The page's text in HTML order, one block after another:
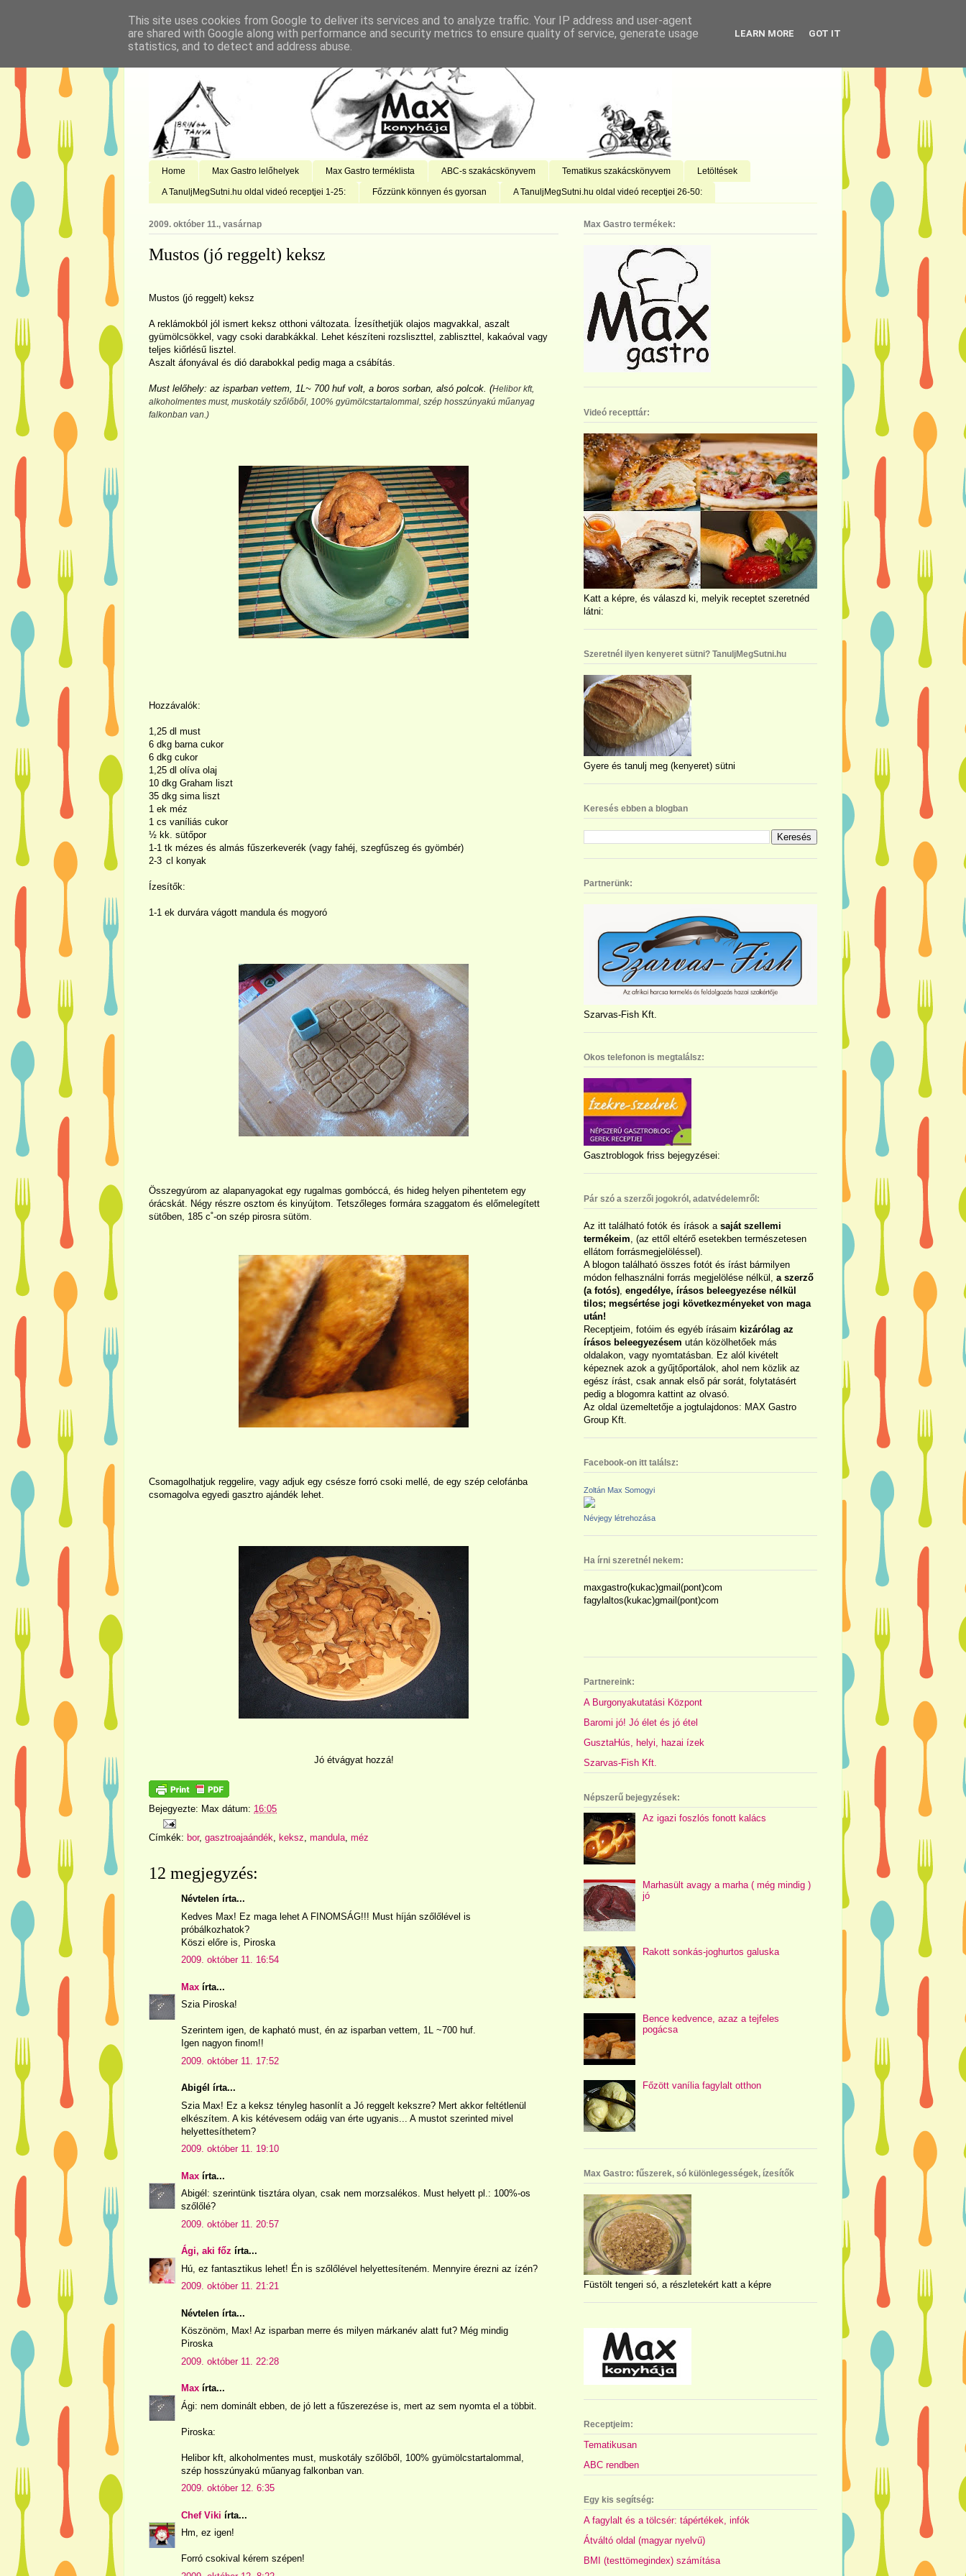
Home Max Gastro lelőhelyek Max Gastro terméklista ABC-s szakácskönyvem Tematikus szakácskönyvem Letöltések
A TanuljMegSutni.hu oldal videó receptjei 1-25: Főzzünk könnyen és gyorsan A TanuljMegSutni.hu oldal videó receptjei 26-50:
2009. október 11., vasárnap
Mustos (jó reggelt) keksz
Mustos (jó reggelt) keksz
A reklámokból jól ismert keksz otthoni változata. Ízesíthetjük olajos magvakkal, aszalt
gyümölcsökkel, vagy csoki darabkákkal. Lehet készíteni rozsliszttel, zabliszttel, kakaóval vagy
teljes kiőrlésű lisztel.
Aszalt áfonyával és dió darabokkal pedig maga a csábítás.
Must lelőhely: az isparban vettem, 1L~ 700 huf volt, a boros sorban, alsó polcok. (Helibor kft,
alkoholmentes must, muskotály szőlőből, 100% gyümölcstartalommal, szép hosszúnyakú műanyag
falkonban van.)
Hozzávalók:
1,25 dl must
6 dkg barna cukor
6 dkg cukor
1,25 dl olíva olaj
10 dkg Graham liszt
35 dkg sima liszt
1 ek méz
1 cs vaníliás cukor
½ kk. sütőpor
1-1 tk mézes és almás fűszerkeverék (vagy fahéj, szegfűszeg és gyömbér)
2-3 cl konyak
Ízesítők:
1-1 ek durvára vágott mandula és mogyoró
Összegyúrom az alapanyagokat egy rugalmas gombóccá, és hideg helyen pihentetem egy
órácskát. Négy részre osztom és kinyújtom. Tetszőleges formára szaggatom és előmelegített
sütőben, 185 c˚-on szép pirosra sütöm.
Csomagolhatjuk reggelire, vagy adjuk egy csésze forró csoki mellé, de egy szép celofánba
csomagolva egyedi gasztro ajándék lehet.
Jó étvágyat hozzá!
Bejegyezte: Max dátum: 16:05
Címkék: bor, gasztroajaándék, keksz, mandula, méz
12 megjegyzés:
Névtelen írta...
Kedves Max! Ez maga lehet A FINOMSÁG!!! Must híján szőlőlével is
próbálkozhatok?
Köszi előre is, Piroska
2009. október 11. 16:54
Max írta...
Szia Piroska!
Szerintem igen, de kapható must, én az isparban vettem, 1L ~700 huf.
Igen nagyon finom!!
2009. október 11. 17:52
Abigél írta...
Szia Max! Ez a keksz tényleg hasonlít a Jó reggelt kekszre? Mert akkor feltétlenül
elkészítem. A kis kétévesem odáig van érte ugyanis... A mustot szerinted mivel
helyettesíthetem?
2009. október 11. 19:10
Max írta...
Abigél: szerintünk tisztára olyan, csak nem morzsalékos. Must helyett pl.: 100%-os
szőlőlé?
2009. október 11. 20:57
Ági, aki főz írta...
Hú, ez fantasztikus lehet! Én is szőlőlével helyettesíteném. Mennyire érezni az ízén?
2009. október 11. 21:21
Névtelen írta...
Köszönöm, Max! Az isparban merre és milyen márkanév alatt fut? Még mindig
Piroska
2009. október 11. 22:28
Max írta...
Ági: nem dominált ebben, de jó lett a fűszerezése is, mert az sem nyomta el a többit.
Piroska:
Helibor kft, alkoholmentes must, muskotály szőlőből, 100% gyümölcstartalommal,
szép hosszúnyakú műanyag falkonban van.
2009. október 12. 6:35
Chef Viki írta...
Hm, ez igen!
Forró csokival kérem szépen!
Max Gastro termékek:
Videó recepttár:
Katt a képre, és válaszd ki, melyik receptet szeretnéd
látni:
Szeretnél ilyen kenyeret sütni? TanuljMegSutni.hu
Gyere és tanulj meg (kenyeret) sütni
Keresés ebben a blogban
Partnerünk:
Szarvas-Fish Kft.
Okos telefonon is megtalálsz:
Gasztroblogok friss bejegyzései:
Pár szó a szerzői jogokról, adatvédelemről:
Az itt található fotók és írások a saját szellemi
termékeim , (az ettől eltérő esetekben természetesen
ellátom forrásmegjelöléssel).
A blogon található összes fotót és írást bármilyen
módon felhasználni forrás megjelölése nélkül, a szerző
(a fotós) engedélye, írásos beleegyezése nélkül
tilos; megsértése jogi következményeket von maga
után!
Receptjeim, fotóim és egyéb írásaim kizárólag az
írásos beleegyezésem után közölhetőek más
oldalakon, vagy nyomtatásban. Ez alól kivételt
képeznek azok a gyűjtőportálok, ahol nem közlik az
egész írást, csak annak első pár sorát, folytatásért
pedig a blogomra kattint az olvasó.
Az oldal üzemeltetője a jogtulajdonos: MAX Gastro
Group Kft.
Facebook-on itt találsz:
Zoltán Max Somogyi
Névjegy létrehozása
Ha írni szeretnél nekem:
maxgastro(kukac)gmail(pont)com
fagylaltos(kukac)gmail(pont)com
Partnereink:
A Burgonyakutatási Központ
Baromi jó! Jó élet és jó étel
GusztaHús, helyi, hazai ízek
Szarvas-Fish Kft.
Népszerű bejegyzések:
Az igazi foszlós fonott kalács
Marhasült avagy a marha ( még mindig )
jó
Rakott sonkás-joghurtos galuska
Bence kedvence, azaz a tejfeles
pogácsa
Főzött vanília fagylalt otthon
Max Gastro: fűszerek, só különlegességek, ízesítők
Füstölt tengeri só, a részletekért katt a képre
Receptjeim:
Tematikusan
ABC rendben
Egy kis segítség:
A fagylalt és a tölcsér: tápértékek, infók
Átváltó oldal (magyar nyelvű)
BMI (testtömegindex) számítása
This site uses cookies from Google to deliver its services and to analyze traffic. Your IP address and user-agent
are shared with Google along with performance and security metrics to ensure quality of service, generate usage
statistics, and to detect and address abuse.
LEARN MORE GOT IT